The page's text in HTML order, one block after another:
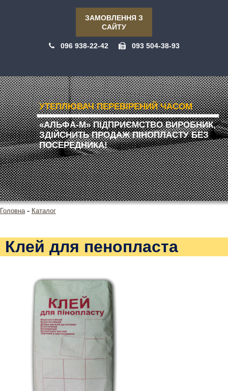
ЗАМОВЛЕННЯ З
САЙТУ
096 938-22-42 093 504-38-93
УТЕПЛЮВАЧ ПЕРЕВІРЕНИЙ ЧАСОМ
«АЛЬФА-М» ПІДПРИЄМСТВО ВИРОБНИК,
ЗДІЙСНИТЬ ПРОДАЖ ПІНОПЛАСТУ БЕЗ
ПОСЕРЕДНИКА!
Головна - Каталог
Клей для пенопласта